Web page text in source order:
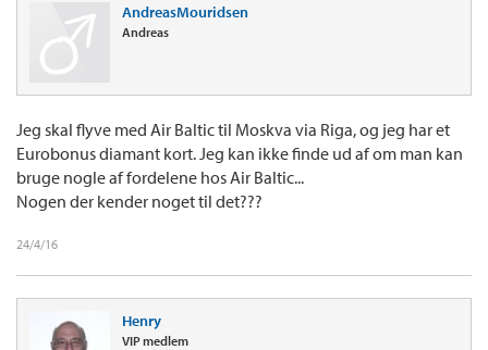
AndreasMouridsen
Andreas
Jeg skal flyve med Air Baltic til Moskva via Riga, og jeg har et
Eurobonus diamant kort. Jeg kan ikke finde ud af om man kan
bruge nogle af fordelene hos Air Baltic...
Nogen der kender noget til det???
24/4/16
Henry
VIP medlem